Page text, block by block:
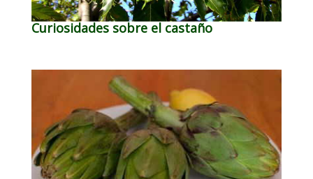
Curiosidades sobre el castaño